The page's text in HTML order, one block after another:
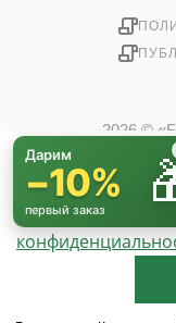
2026 ©
До бесплатной
Используя
использование
сделать его
Дарим
−10%
первый заказ